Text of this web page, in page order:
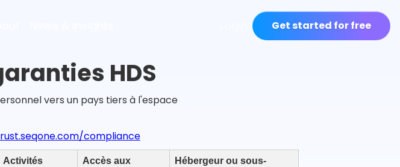
Get started for free
HDS
vers un pays tiers à l'espace
compliance
Activités
Accès aux
Hébergeur ou sous-